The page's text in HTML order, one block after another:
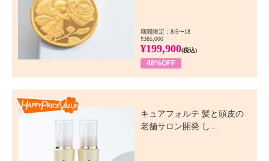
期間限定：8/5〜18
¥385,000
¥199,900(税込)
48%OFF
キュアフォルテ 髪と頭皮の
老舗サロン開発 し...